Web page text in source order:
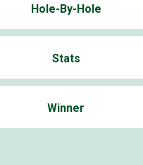
Hole-By-Hole
Stats
Winner